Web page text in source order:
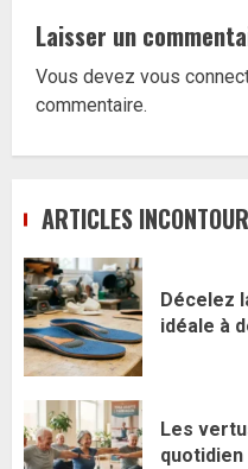
Laisser un
Vous devez vous
commentaire.
ARTICLES
Décelez
idéale à
Les